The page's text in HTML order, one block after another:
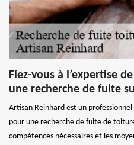
Fiez-vous à l’expertise
une recherche de fuite
Artisan Reinhard est un
pour une recherche de fuite de
compétences nécessaires et les